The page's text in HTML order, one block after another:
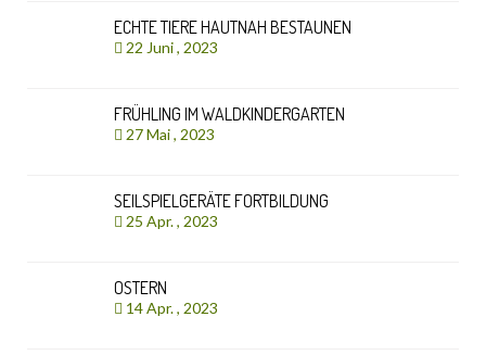
ECHTE TIERE HAUTNAH BESTAUNEN
22 Juni , 2023
FRÜHLING IM WALDKINDERGARTEN
27 Mai , 2023
SEILSPIELGERÄTE FORTBILDUNG
25 Apr. , 2023
OSTERN
14 Apr. , 2023